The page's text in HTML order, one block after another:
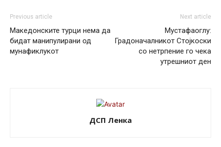
Previous article
Македонските турци нема да
бидат манипулирани од
мунафиклукот
Next article
Мустафаоглу:
Градоначалникот Стојкоски
со нетрпение го чека
утрешниот ден
ДСП Ленка